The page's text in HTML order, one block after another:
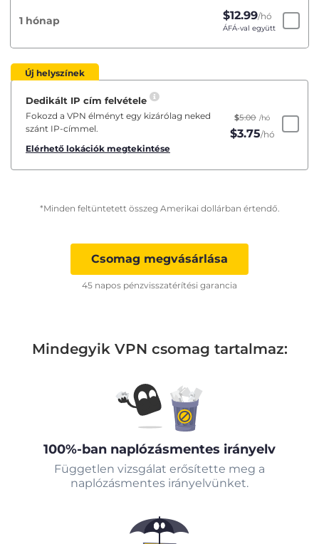
1 hónap $12.99/hó
ÁFÁ-val együtt
Új helyszínek
Dedikált IP cím felvétele
Fokozd a VPN élményt egy kizárólag neked
szánt IP-címmel.
Elérhető lokációk megtekintése
$5.00 /hó
$3.75/hó
*Minden feltüntetett összeg Amerikai dollárban értendő.
Csomag megvásárlása
45 napos pénzvisszatérítési garancia
Mindegyik VPN csomag tartalmaz:
100%-ban naplózásmentes irányelv
Független vizsgálat erősítette meg a
naplózásmentes irányelvünket.